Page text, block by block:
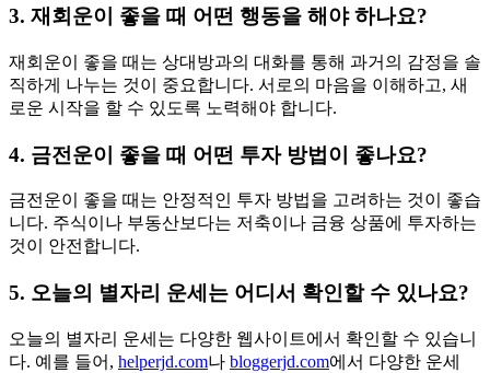
3. 재회운이 좋을 때 어떤 행동을 해야 하나요?
재회운이 좋을 때는 상대방과의 대화를 통해 과거의 감정을 솔
직하게 나누는 것이 중요합니다. 서로의 마음을 이해하고, 새
로운 시작을 할 수 있도록 노력해야 합니다.
4. 금전운이 좋을 때 어떤 투자 방법이 좋나요?
금전운이 좋을 때는 안정적인 투자 방법을 고려하는 것이 좋습
니다. 주식이나 부동산보다는 저축이나 금융 상품에 투자하는
것이 안전합니다.
5. 오늘의 별자리 운세는 어디서 확인할 수 있나요?
오늘의 별자리 운세는 다양한 웹사이트에서 확인할 수 있습니
다. 예를 들어, helperjd.com나 bloggerjd.com에서 다양한 운세